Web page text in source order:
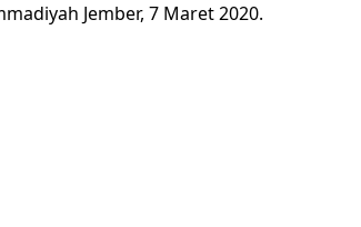
Jember, 7 Maret 2020.